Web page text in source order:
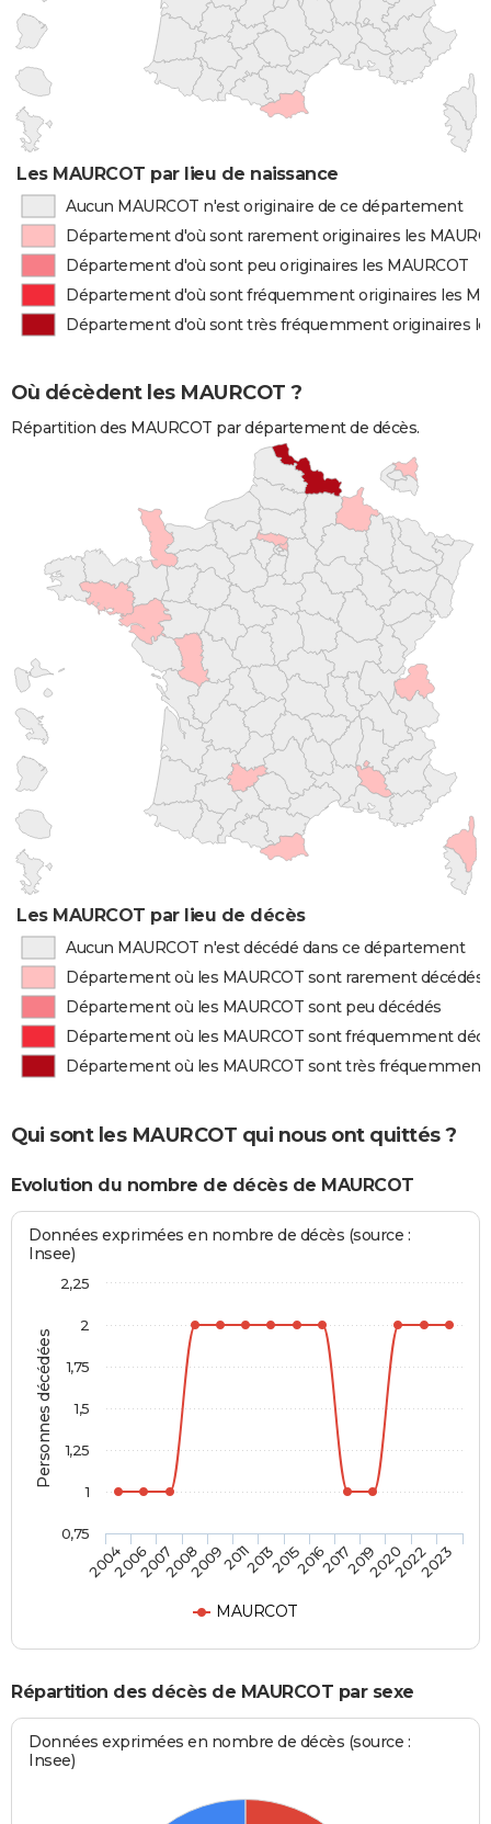
Les MAURCOT par lieu de naissance
Aucun MAURCOT n'est originaire de ce département
Département d'où sont rarement originaires les
Département d'où sont peu originaires les MAURCOT
Département d'où sont fréquemment originaires les
Département d'où sont très fréquemment originaires
Où décèdent les MAURCOT ?
Répartition des MAURCOT par département de décès.
Les MAURCOT par lieu de décès
Aucun MAURCOT n'est décédé dans ce département
Département où les MAURCOT sont rarement décédés
Département où les MAURCOT sont peu décédés
Département où les MAURCOT sont fréquemment
Département où les MAURCOT sont très fréquemment
Qui sont les MAURCOT qui nous ont quittés ?
Evolution du nombre de décès de MAURCOT
Personnes décédées
Données exprimées en nombre de décès (source :
Insee)
MAURCOT
20042006200720082009201120132015201620172019202020222023
0,75
1
1,25
1,5
1,75
2
2,25
Répartition des décès de MAURCOT par sexe
Données exprimées en nombre de décès (source :
Insee)